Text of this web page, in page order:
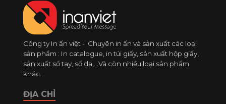
Công ty In ấn việt - Chuyên in ấn và sản xuất các loại
sản phẩm : In catalogue, in túi giấy, sản xuất hộp giấy,
sản xuất sổ tay, sổ da,...Và còn nhiều loại sản phẩm
khác.
ĐỊA CHỈ